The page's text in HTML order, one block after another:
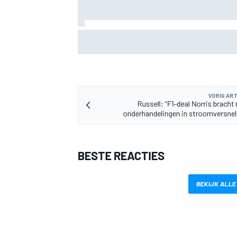
VORIG
Russell: “F1-deal Norris bracht
onderhandelingen in
BESTE REACTIES
BEKIJK ALLE